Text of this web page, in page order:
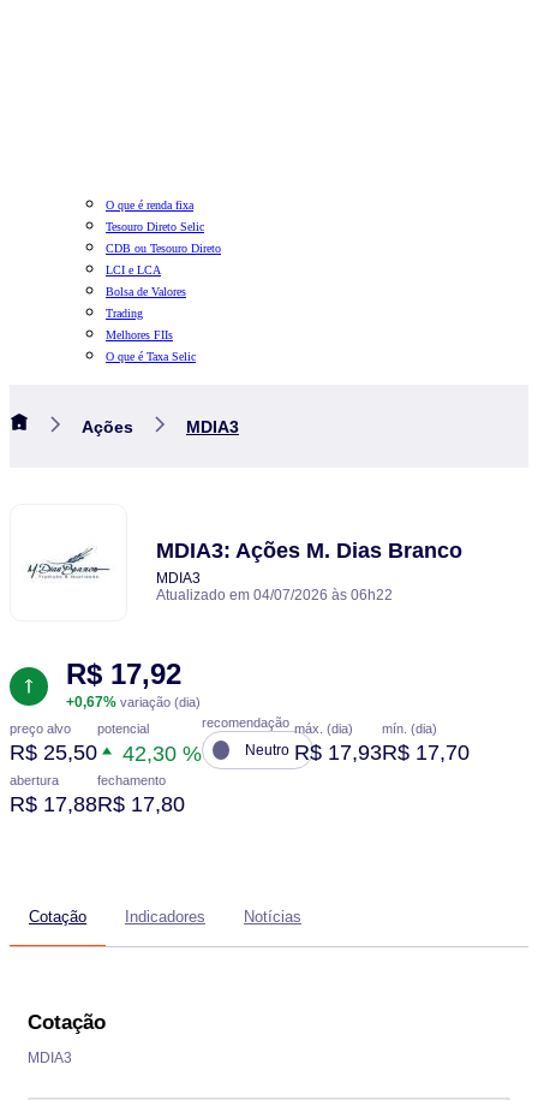
O que é renda fixa
Tesouro Direto Selic
CDB ou Tesouro Direto
LCI e LCA
Bolsa de Valores
Trading
Melhores FIIs
O que é Taxa Selic
Ações MDIA3
MDIA3: Ações M. Dias Branco
MDIA3
Atualizado em 04/07/2026 às 06h22
R$ 17,92
+0,67% variação (dia)
preço alvo
R$ 25,50
potencial
42,30 %
recomendação
Neutro
máx. (dia)
R$ 17,93
mín. (dia)
R$ 17,70
abertura
R$ 17,88
fechamento
R$ 17,80
Cotação Indicadores Notícias
Cotação
MDIA3